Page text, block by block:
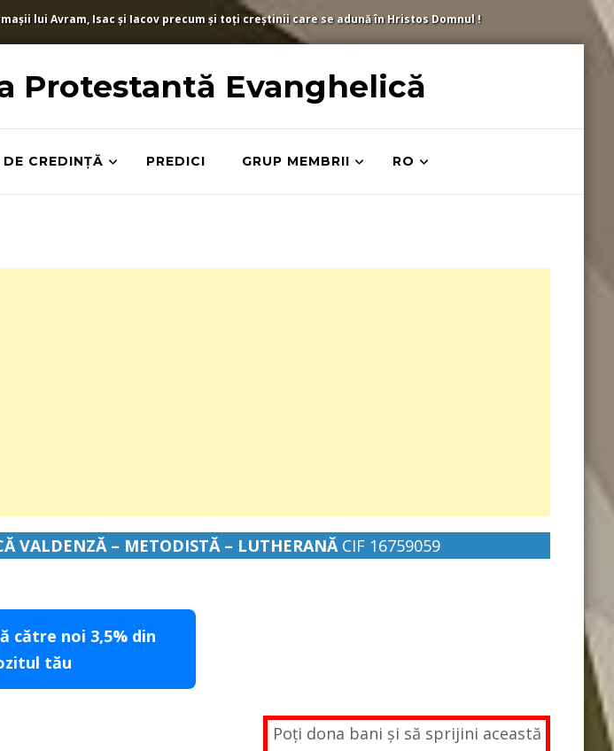
lui Avram, Isac și Iacov precum și toți creștinii care se adună în Hristos Domnul !
Protestantă Evanghelică
CREDINȚĂ PREDICI GRUP MEMBRII RO
VALDENZĂ – METODISTĂ – LUTHERANĂCIF 16759059
către noi 3,5% din
tău
Poți dona bani și să sprijini această